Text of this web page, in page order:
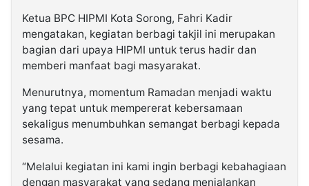
Ketua BPC HIPMI Kota Sorong, Fahri Kadir
mengatakan, kegiatan berbagi takjil ini merupakan
bagian dari upaya HIPMI untuk terus hadir dan
memberi manfaat bagi masyarakat.
Menurutnya, momentum Ramadan menjadi waktu
yang tepat untuk mempererat kebersamaan
sekaligus menumbuhkan semangat berbagi kepada
sesama.
“Melalui kegiatan ini kami ingin berbagi kebahagiaan
dengan masyarakat yang sedang menjalankan